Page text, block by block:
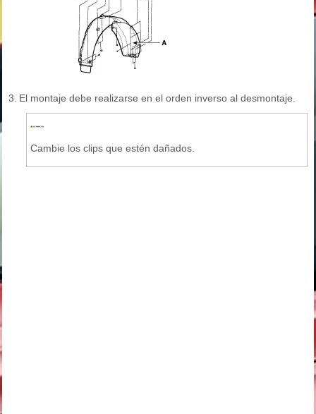
3. El montaje debe realizarse en el orden inverso al desmontaje.
Cambie los clips que estén dañados.